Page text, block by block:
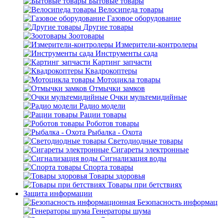
Велосипеда товары
Газовое оборудование
Другие товары
Зоотовары
Измерители-контролеры
Инструменты сада
Картинг запчасти
Квадрокоптеры
Мотоцикла товары
Отмычки замков
Очки мультемидийные
Радио модели
Рации товары
Роботов товары
Рыбалка - Охота
Светодиодные товары
Сигареты электронные
Сигнализация воды
Спорта товары
Товары здоровья
Товары при бетствиях
Защита информации
Безопасность
Генераторы шума